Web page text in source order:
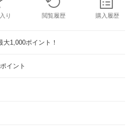
り 閲覧履歴 購入履歴
1,000ポイント！
イント